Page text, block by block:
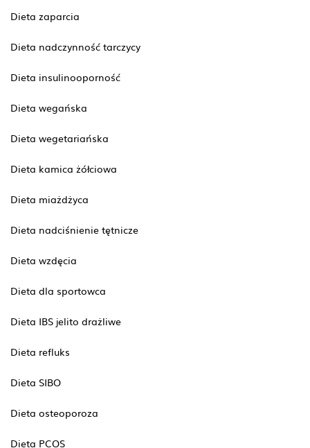
Dieta zaparcia
Dieta nadczynność tarczycy
Dieta insulinooporność
Dieta wegańska
Dieta wegetariańska
Dieta kamica żółciowa
Dieta miażdżyca
Dieta nadciśnienie tętnicze
Dieta wzdęcia
Dieta dla sportowca
Dieta IBS jelito drażliwe
Dieta refluks
Dieta SIBO
Dieta osteoporoza
Dieta PCOS